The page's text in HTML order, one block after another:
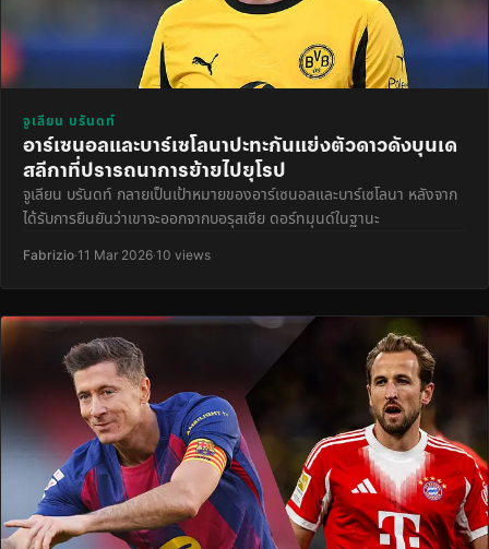
จูเลียน บรันดท์
อาร์เซนอลและบาร์เซโลนาปะทะกันแย่งตัวดาวดังบุนเด
สลีกาที่ปรารถนาการย้ายไปยุโรป
จูเลียน บรันดท์ กลายเป็นเป้าหมายของอาร์เซนอลและบาร์เซโลนา หลังจาก
ได้รับการยืนยันว่าเขาจะออกจากบอรุสเซีย ดอร์ทมุนด์ในฐานะ
Fabrizio·11 Mar 2026·10 views